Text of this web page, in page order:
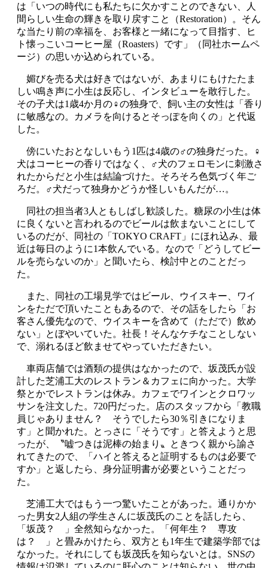
は「いつの時代にも私たちに欠かすことのできない、人
間らしい生命の輝きを取り戻すこと（Restoration）。そん
な当たり前の幸福を、お客様と一緒になって目指す、ヒ
ト懐っこいコーヒー屋（Roasters）です」（同社ホームペ
ージ）の思いか込められている。
媚びを売る犬は好きではないが、あまりにもけたたま
しい鳴き声に小生は反応し、インタビューを敢行した。
その子犬は1歳4か月の♀の独身で、飼い主の女性は「香り
に敏感なの。カメラを向けるとそっぽを向くの」と代返
した。
傍にいたおとなしいもう1匹は4歳の♂の独身だった。♀
犬はコーヒーの香りではなく、♂犬のフェロモンに刺激さ
れたからだと小生は結論づけた。そろそろ色気づく年ご
ろだ。♂犬だって独身かどうか怪しいもんだが…。
同社の担当者3人ともしばし歓談した。糖尿の小生は体
に良くないと言われるのでビールは飲まないことにして
いるのだが、同社の「TOKYO CRAFT」にほれ込み、最
近は毎日のように1本飲んでいる。なので「どうしてビー
ルを売らないのか」と聞いたら、検討中とのことだっ
た。
また、同社の工場見学ではビール、ウイスキー、ワイ
ンをただで頂いたこともあるので、その話をしたら「お
客さん優先なので、ウイスキーを含めて（ただで）飲め
ない」とぼやいていた。社長！そんなケチなことしない
で、溺れるほど飲ませてやっていただきたい。
車両店舗では酒類の提供はなかったので、坂茂氏が設
計した芝浦工大のレストラン＆カフェに向かった。大学
祭とかでレストランは休み。カフェでワインとクロワッ
サンを注文した。720円だった。店のスタッフから「教職
員じゃありません？ そうでしたら30％引きになりま
す」と聞かれた。とっさに「そうです」と答えようと思
ったが、〝嘘つきは泥棒の始まり〟ときつく親から諭さ
れてきたので、「ハイと答えると証明するものは必要で
すか」と返したら、身分証明書が必要ということだっ
た。
芝浦工大ではもう一つ驚いたことがあった。通りかか
った男女2人組の学生さんに坂茂氏のことを話したら、
「坂茂？ 」全然知らなかった。「何年生？ 専攻
は？ 」と畳みかけたら、双方とも1年生で建築学部では
なかった。それにしても坂茂氏を知らないとは。SNSの